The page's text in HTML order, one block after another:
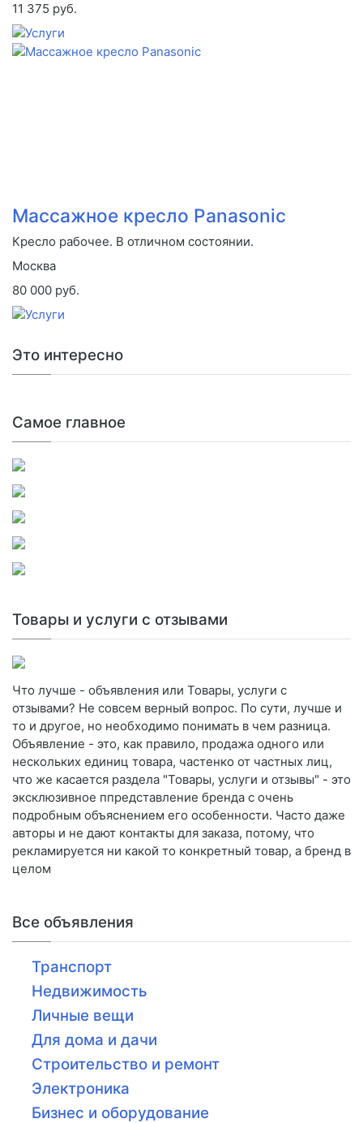
11 375 руб.
Массажное кресло Panasonic
Кресло рабочее. В отличном состоянии.
Москва
80 000 руб.
Это интересно
Самое главное
Товары и услуги с отзывами
Что лучше - объявления или Товары, услуги с
отзывами? Не совсем верный вопрос. По сути, лучше и
то и другое, но необходимо понимать в чем разница.
Объявление - это, как правило, продажа одного или
нескольких единиц товара, частенко от частных лиц,
что же касается раздела "Товары, услуги и отзывы" - это
эксклюзивное ппредставление бренда с очень
подробным объяснением его особенности. Часто даже
авторы и не дают контакты для заказа, потому, что
рекламируется ни какой то конкретный товар, а бренд в
целом
Все объявления
Транспорт
Недвижимость
Личные вещи
Для дома и дачи
Строительство и ремонт
Электроника
Бизнес и оборудование